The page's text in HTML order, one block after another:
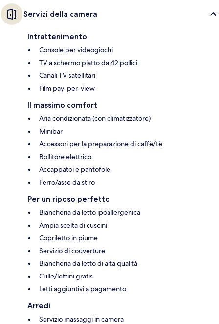
Servizi della camera
Intrattenimento
Console per videogiochi
TV a schermo piatto da 42 pollici
Canali TV satellitari
Film pay-per-view
Il massimo comfort
Aria condizionata (con climatizzatore)
Minibar
Accessori per la preparazione di caffè/tè
Bollitore elettrico
Accappatoi e pantofole
Ferro/asse da stiro
Per un riposo perfetto
Biancheria da letto ipoallergenica
Ampia scelta di cuscini
Copriletto in piume
Servizio di couverture
Biancheria da letto di alta qualità
Culle/lettini gratis
Letti aggiuntivi a pagamento
Arredi
Servizio massaggi in camera